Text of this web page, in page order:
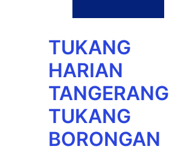
TUKANG
HARIAN
TANGERANG
TUKANG
BORONGAN